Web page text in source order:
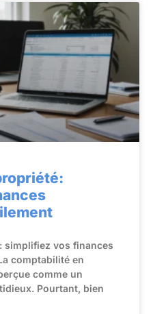
simplifiez vos finances
comptabilité en
comme un
Pourtant, bien